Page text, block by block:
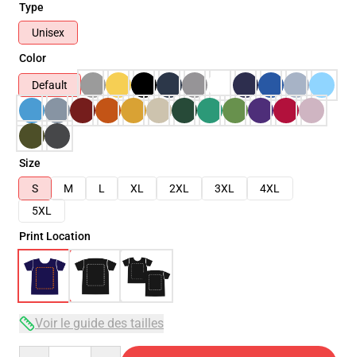
Type
Unisex
Color
Default
Size
S
M L XL 2XL 3XL
4XL
5XL
Print Location
Voir le guide des tailles